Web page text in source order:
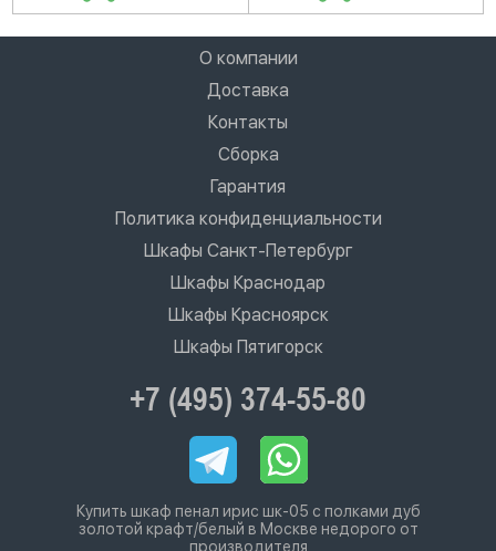
О компании
Доставка
Контакты
Сборка
Гарантия
Политика конфиденциальности
Шкафы Санкт-Петербург
Шкафы Краснодар
Шкафы Красноярск
Шкафы Пятигорск
+7 (495) 374-55-80
Купить шкаф пенал ирис шк-05 с полками дуб
золотой крафт/белый в Москве недорого от
производителя